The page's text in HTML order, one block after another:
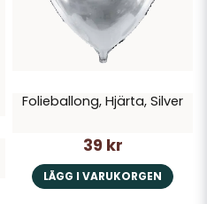
Folieballong, Hjärta, Silver
39 kr
LÄGG I VARUKORGEN